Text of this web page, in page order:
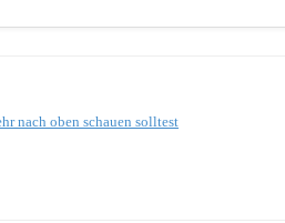
nach oben schauen solltest